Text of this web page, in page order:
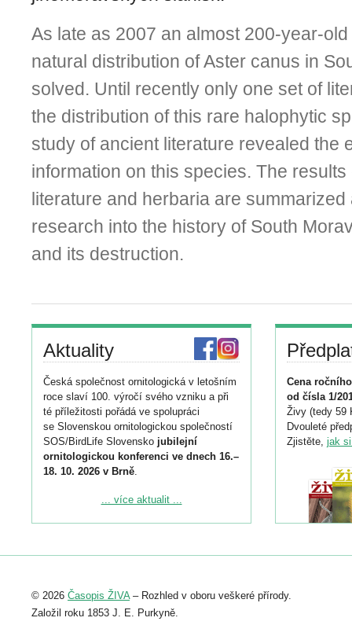
As late as 2007 an almost 200-year-
natural distribution of Aster canus in
solved. Until recently only one set of
the distribution of this rare halophytic
study of ancient literature revealed the
information on this species. The
literature and herbaria are
research into the history of South
and its destruction.
Aktuality
Česká společnost ornitologická v letošním
roce slaví 100. výročí svého vzniku a při
té příležitosti pořádá ve spolupráci
se Slovenskou ornitologickou společností
SOS/BirdLife Slovensko jubilejní
ornitologickou konferenci ve dnech 16.–
18. 10. 2026 v Brně.
Podrobnější informace ke konferenci
Registrovat se můžete do 6. září.
abstraktu přihlášené přednášky nebo
posteru je už 30. června.
... více aktualit ...
Cena
od čísla 1/
Živy (tedy 59
Dvouleté
Zjistěte, jak
© 2026 Časopis ŽIVA– Rozhled v oboru veškeré přírody.
Založil roku 1853 J. E. Purkyně.